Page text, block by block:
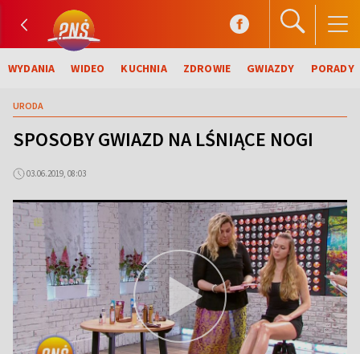
WYDANIA WIDEO KUCHNIA ZDROWIE GWIAZDY PORADY
URODA
SPOSOBY GWIAZD NA LŚNIĄCE NOGI
03.06.2019, 08:03